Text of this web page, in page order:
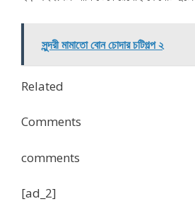
সুন্দরী মামাতো বোন চোদার চটিগল্প ২
Related
Comments
comments
[ad_2]